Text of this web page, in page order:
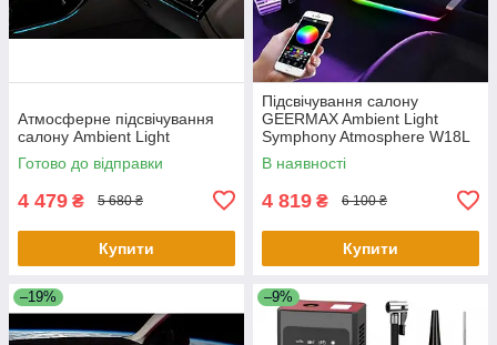
Атмосферне підсвічування
салону Ambient Light
Готово до відправки
4 479 ₴ 5 680 ₴
Купити
Підсвічування салону
GEERMAX Ambient Light
Symphony Atmosphere W18L
В наявності
4 819 ₴ 6 100 ₴
Купити
–19% –9%